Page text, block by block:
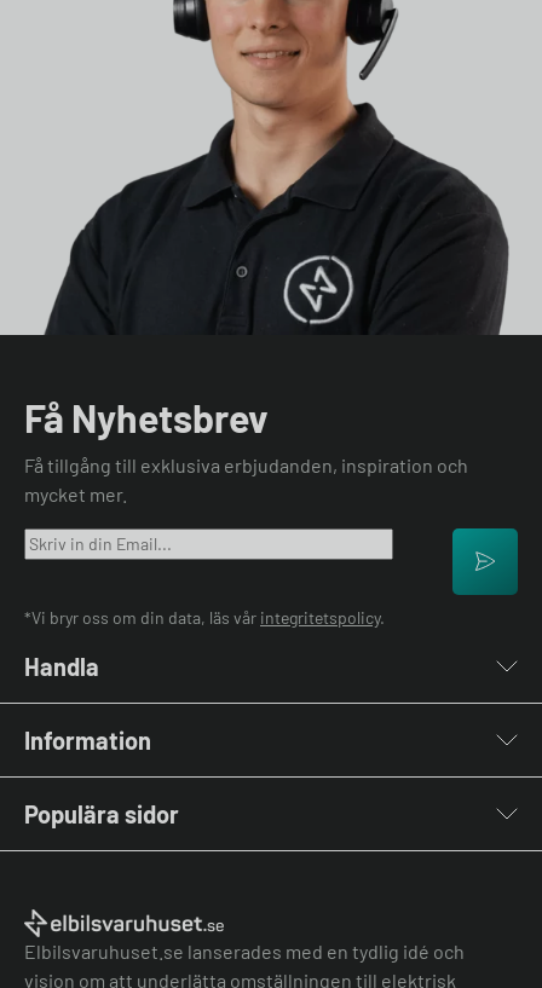
Få Nyhetsbrev
Få tillgång till exklusiva erbjudanden, inspiration och
mycket mer.
*Vi bryr oss om din data, läs vår integritetspolicy.
Handla
Laddkablar
Kabelhållare
Stolpar & Fästen
Portabla Laddare
Övriga tillbehör
Information
Kontakta oss
Vanliga frågor & svar
El-lexikon
Installation
Grön teknik bidrag
Populära sidor
Elbilsladdare företag
Laddbox bäst i test
Bilmärken
Elbilsvaruhuset.se lanserades med en tydlig idé och
vision om att underlätta omställningen till elektrisk